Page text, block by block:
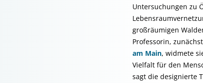
Untersuchungen zu
großräumigen
Professorin,
am Main, widmete
Vielfalt für den
sagt die designierte